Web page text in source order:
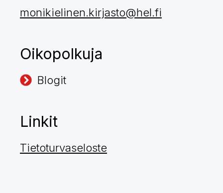
monikielinen.kirjasto@hel.fi
Oikopolkuja
Blogit
Linkit
Tietoturvaseloste